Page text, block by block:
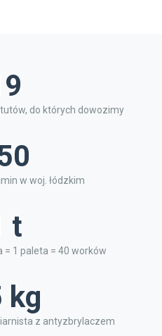
do których dowozimy
w woj. łódzkim
t
1 paleta = 40 worków
kg
z antyzbrylaczem